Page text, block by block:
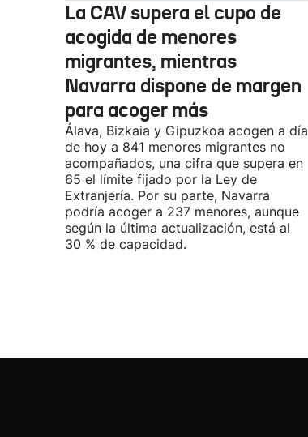
La CAV supera el cupo de
acogida de menores
migrantes, mientras
Navarra dispone de margen
para acoger más
Álava, Bizkaia y Gipuzkoa acogen a día
de hoy a 841 menores migrantes no
acompañados, una cifra que supera en
65 el límite fijado por la Ley de
Extranjería. Por su parte, Navarra
podría acoger a 237 menores, aunque
según la última actualización, está al
30 % de capacidad.